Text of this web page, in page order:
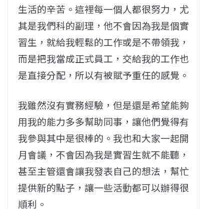
生活的辛苦。這裡每一個人都很努力，尤
其是我們科的副理，他不會因為我是個實
習生，就給我輕鬆的工作或是不帶領我，
而是把我當成正式員工，交給我的工作也
是直接分配，所以有被賦予重任的感覺。
我雖然沒有實務經驗，但是還是希望能夠
用我的能力多多幫助同事，讓他們覺得有
我參與其中是很棒的。我也和大家一起開
月會議，不會因為我是實習生就不能聽，
甚至主管還會讓我發表自己的想法，幫忙
提供新的點子，讓一些活動都可以辦得很
順利。